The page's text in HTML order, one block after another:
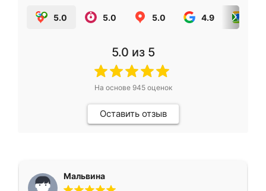
5.0 5.0 5.0 4.9
5.0 из 5
На основе 945оценок
Оставить отзыв
Мальвина